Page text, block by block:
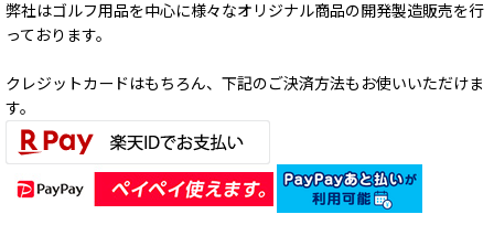
弊社はゴルフ用品を中心に様々なオリジナル商品の開発製造販売を行
っております。
クレジットカードはもちろん、下記のご決済方法もお使いいただけま
す。